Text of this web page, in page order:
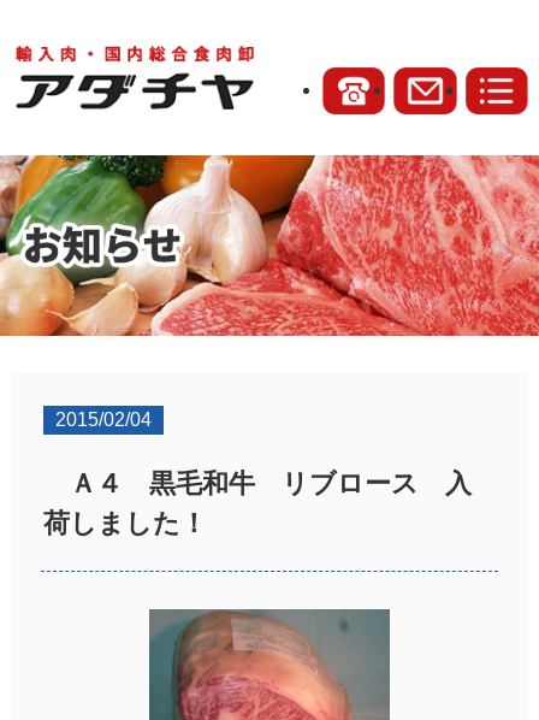
2015/02/04
Ａ４ 黒毛和牛 リブロース 入
荷しました！